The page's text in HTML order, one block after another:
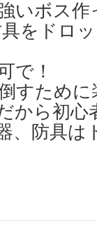
いボス
をドロ
で！
すため
から初心
、防具は